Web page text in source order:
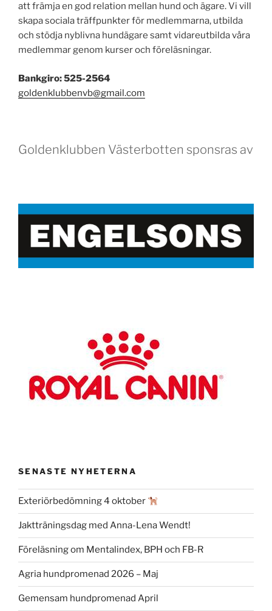
att främja en god relation mellan hund och ägare. Vi vill
skapa sociala träffpunkter för medlemmarna, utbilda
och stödja nyblivna hundägare samt vidareutbilda våra
medlemmar genom kurser och föreläsningar.
Bankgiro: 525-2564
goldenklubbenvb@gmail.com
Goldenklubben Västerbotten sponsras av
SENASTE NYHETERNA
Exteriörbedömning 4 oktober
Jaktträningsdag med Anna-Lena Wendt!
Föreläsning om Mentalindex, BPH och FB-R
Agria hundpromenad 2026 – Maj
Gemensam hundpromenad April